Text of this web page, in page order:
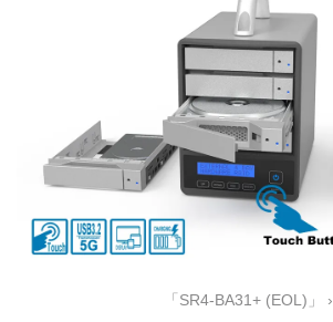
「SR4-BA31+ (EOL)」 ›